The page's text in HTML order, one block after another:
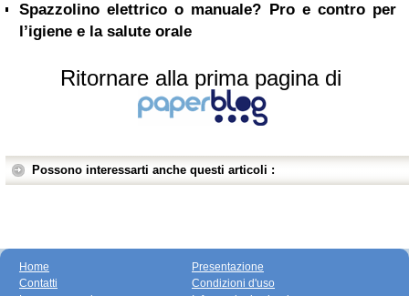
Spazzolino elettrico o manuale? Pro e contro per
l’igiene e la salute orale
Ritornare alla prima pagina di
Possono interessarti anche questi articoli :
Home
Contatti
Presentazione
Condizioni d'uso